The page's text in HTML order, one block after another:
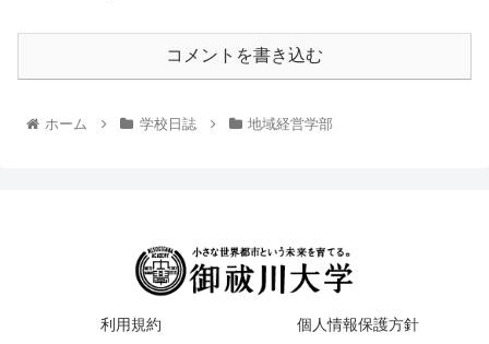
コメントを書き込む
ホーム 学校日誌 地域経営学部
利用規約 個人情報保護方針